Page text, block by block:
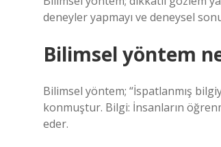
deneyler yapmayı ve deneysel
Bilimsel yöntem
Bilimsel yöntem; “İspatlanmış
konmuştur. Bilgi: İnsanların
eder.